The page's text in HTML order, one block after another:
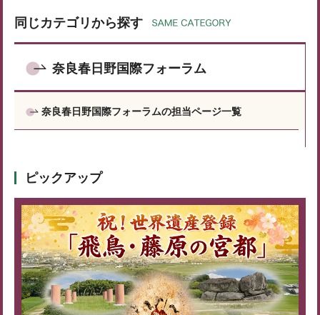
同じカテゴリから探す
奈良春日野国際フォーラム
奈良春日野国際フォーラムの担当ページ一覧
ピックアップ